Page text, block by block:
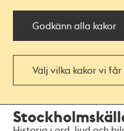
Godkänn alla kakor
Välj vilka kakor vi
navigationen
huvudinnehållet